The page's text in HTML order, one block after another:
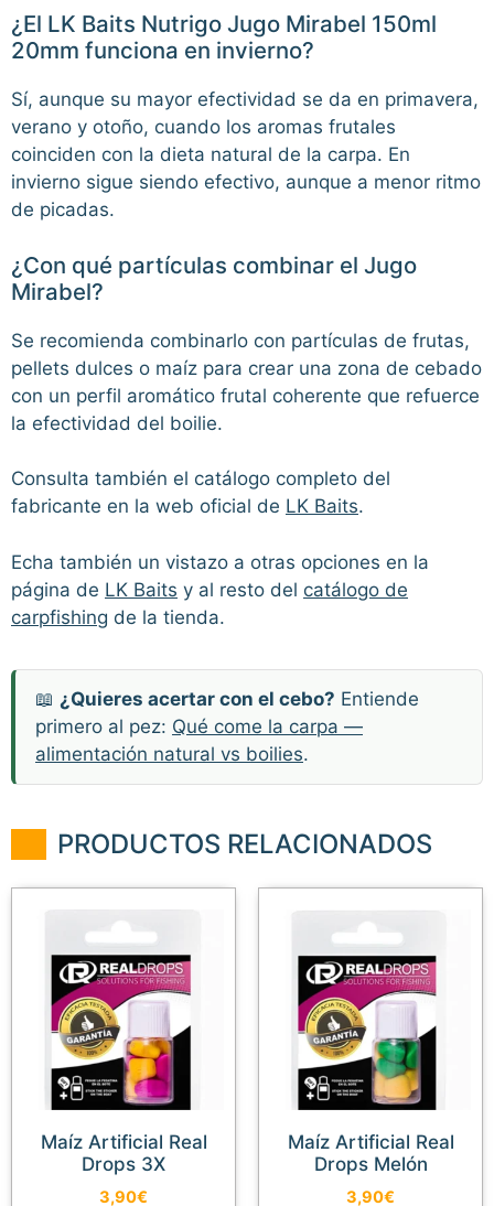
¿El LK Baits Nutrigo Jugo Mirabel 150ml
20mm funciona en invierno?
Sí, aunque su mayor efectividad se da en primavera,
verano y otoño, cuando los aromas frutales
coinciden con la dieta natural de la carpa. En
invierno sigue siendo efectivo, aunque a menor ritmo
de picadas.
¿Con qué partículas combinar el Jugo
Mirabel?
Se recomienda combinarlo con partículas de frutas,
pellets dulces o maíz para crear una zona de cebado
con un perfil aromático frutal coherente que refuerce
la efectividad del boilie.
Consulta también el catálogo completo del
fabricante en la web oficial de LK Baits.
Echa también un vistazo a otras opciones en la
página de LK Baits y al resto del catálogo de
carpfishing de la tienda.
📖 ¿Quieres acertar con el cebo? Entiende
primero al pez: Qué come la carpa —
alimentación natural vs boilies.
PRODUCTOS RELACIONADOS
Maíz Artificial Real
Drops 3X
3,90€
Maíz Artificial Real
Drops Melón
3,90€